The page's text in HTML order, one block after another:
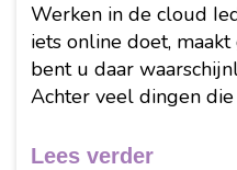
Werken in de cloud
iets online doet,
bent u daar
Achter veel dingen
cloud computing...
Lees verder